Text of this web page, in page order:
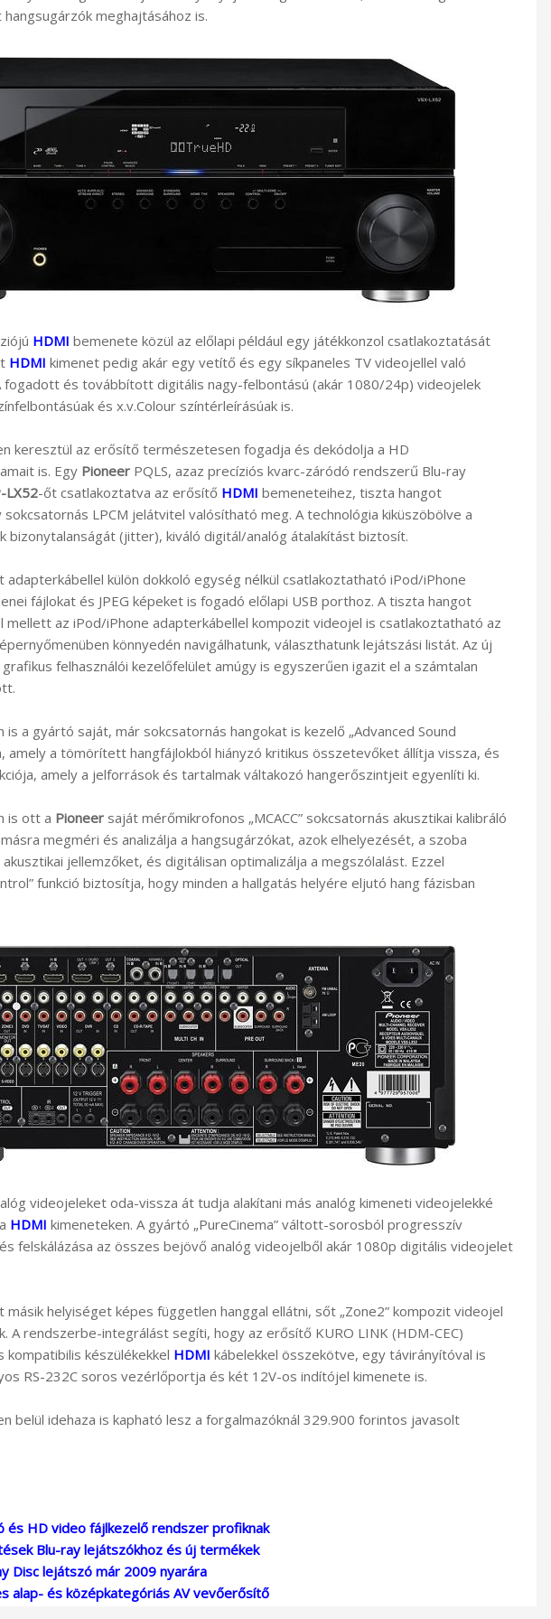
meghajtásához is.
HDMI bemenete közül az előlapi például egy játékkonzol csatlakoztatását
HDMI kimenet pedig akár egy vetítő és egy síkpaneles TV videojellel való
fogadott és továbbított digitális nagy-felbontású (akár 1080/24p) videojelek
és x.v.Colour színtérleírásúak is.
keresztül az erősítő természetesen fogadja és dekódolja a HD
is. Egy Pioneer PQLS, azaz precíziós kvarc-záródó rendszerű Blu-ray
LX52-őt csatlakoztatva az erősítő HDMI bemeneteihez, tiszta hangot
LPCM jelátvitel valósítható meg. A technológia kiküszöbölve a
bizonytalanságát (jitter), kiváló digitál/analóg átalakítást biztosít.
adapterkábellel külön dokkoló egység nélkül csatlakoztatható iPod/iPhone
fájlokat és JPEG képeket is fogadó előlapi USB porthoz. A tiszta hangot
mellett az iPod/iPhone adapterkábellel kompozit videojel is csatlakoztatható az
könnyedén navigálhatunk, választhatunk lejátszási listát. Az új
felhasználói kezelőfelület amúgy is egyszerűen igazit el a számtalan
is a gyártó saját, már sokcsatornás hangokat is kezelő „Advanced Sound
amely a tömörített hangfájlokból hiányzó kritikus összetevőket állítja vissza, és
amely a jelforrások és tartalmak váltakozó hangerőszintjeit egyenlíti ki.
is ott a Pioneer saját mérőmikrofonos „MCACC” sokcsatornás akusztikai kalibráló
megméri és analizálja a hangsugárzókat, azok elhelyezését, a szoba
jellemzőket, és digitálisan optimalizálja a megszólalást. Ezzel
funkció biztosítja, hogy minden a hallgatás helyére eljutó hang fázisban
videojeleket oda-vissza át tudja alakítani más analóg kimeneti videojelekké
HDMI kimeneteken. A gyártó „PureCinema” váltott-sorosból progresszív
felskálázása az összes bejövő analóg videojelből akár 1080p digitális videojelet
másik helyiséget képes független hanggal ellátni, sőt „Zone2” kompozit videojel
A rendszerbe-integrálást segíti, hogy az erősítő KURO LINK (HDM-CEC)
készülékekkel HDMI kábelekkel összekötve, egy távirányítóval is
RS-232C soros vezérlőportja és két 12V-os indítójel kimenete is.
belül idehaza is kapható lesz a forgalmazóknál 329.900 forintos javasolt
és HD video fájlkezelő rendszer profiknak
Blu-ray lejátszókhoz és új termékek
Disc lejátszó már 2009 nyarára
alap- és középkategóriás AV vevőerősítő